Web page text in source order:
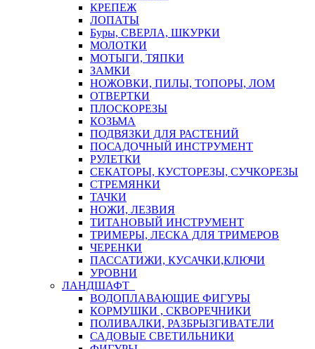
КРЕПЕЖ
ЛОПАТЫ
Буры, СВЕРЛА, ШКУРКИ
МОЛОТКИ
МОТЫГИ, ТЯПКИ
ЗАМКИ
НОЖОВКИ, ПИЛЫ, ТОПОРЫ, ЛОМ
ОТВЕРТКИ
ПЛОСКОРЕЗЫ
КОЗЬМА
ПОДВЯЗКИ ДЛЯ РАСТЕНИЙ
ПОСАДОЧНЫЙ ИНСТРУМЕНТ
РУЛЕТКИ
СЕКАТОРЫ, КУСТОРЕЗЫ, СУЧКОРЕЗЫ
СТРЕМЯНКИ
ТАЧКИ
НОЖИ, ЛЕЗВИЯ
ТИТАНОВЫЙ ИНСТРУМЕНТ
ТРИМЕРЫ, ЛЕСКА ДЛЯ ТРИМЕРОВ
ЧЕРЕНКИ
ПАССАТИЖИ, КУСАЧКИ,КЛЮЧИ
УРОВНИ
ЛАНДШАФТ
ВОДОПЛАВАЮЩИЕ ФИГУРЫ
КОРМУШКИ , СКВОРЕЧНИКИ
ПОЛИВАЛКИ, РАЗБРЫЗГИВАТЕЛИ
САДОВЫЕ СВЕТИЛЬНИКИ